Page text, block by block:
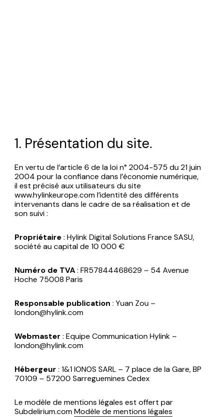
1. Présentation du site.
En vertu de l’article 6 de la loi n° 2004-575 du 21 juin
2004 pour la confiance dans l’économie numérique,
il est précisé aux utilisateurs du site
www.hylinkeurope.com l’identité des différents
intervenants dans le cadre de sa réalisation et de
son suivi :
Propriétaire : Hylink Digital Solutions France SASU,
société au capital de 10 000 €
Numéro de TVA: FR57844468629 – 54 Avenue
Hoche 75008 Paris
Responsable publication : Yuan Zou –
london@hylink.com
Webmaster : Equipe Communication Hylink –
london@hylink.com
Hébergeur : 1&1 IONOS SARL – 7 place de la Gare, BP
70109 – 57200 Sarreguemines Cedex
Le modèle de mentions légales est offert par
Subdelirium.comModèle de mentions légales